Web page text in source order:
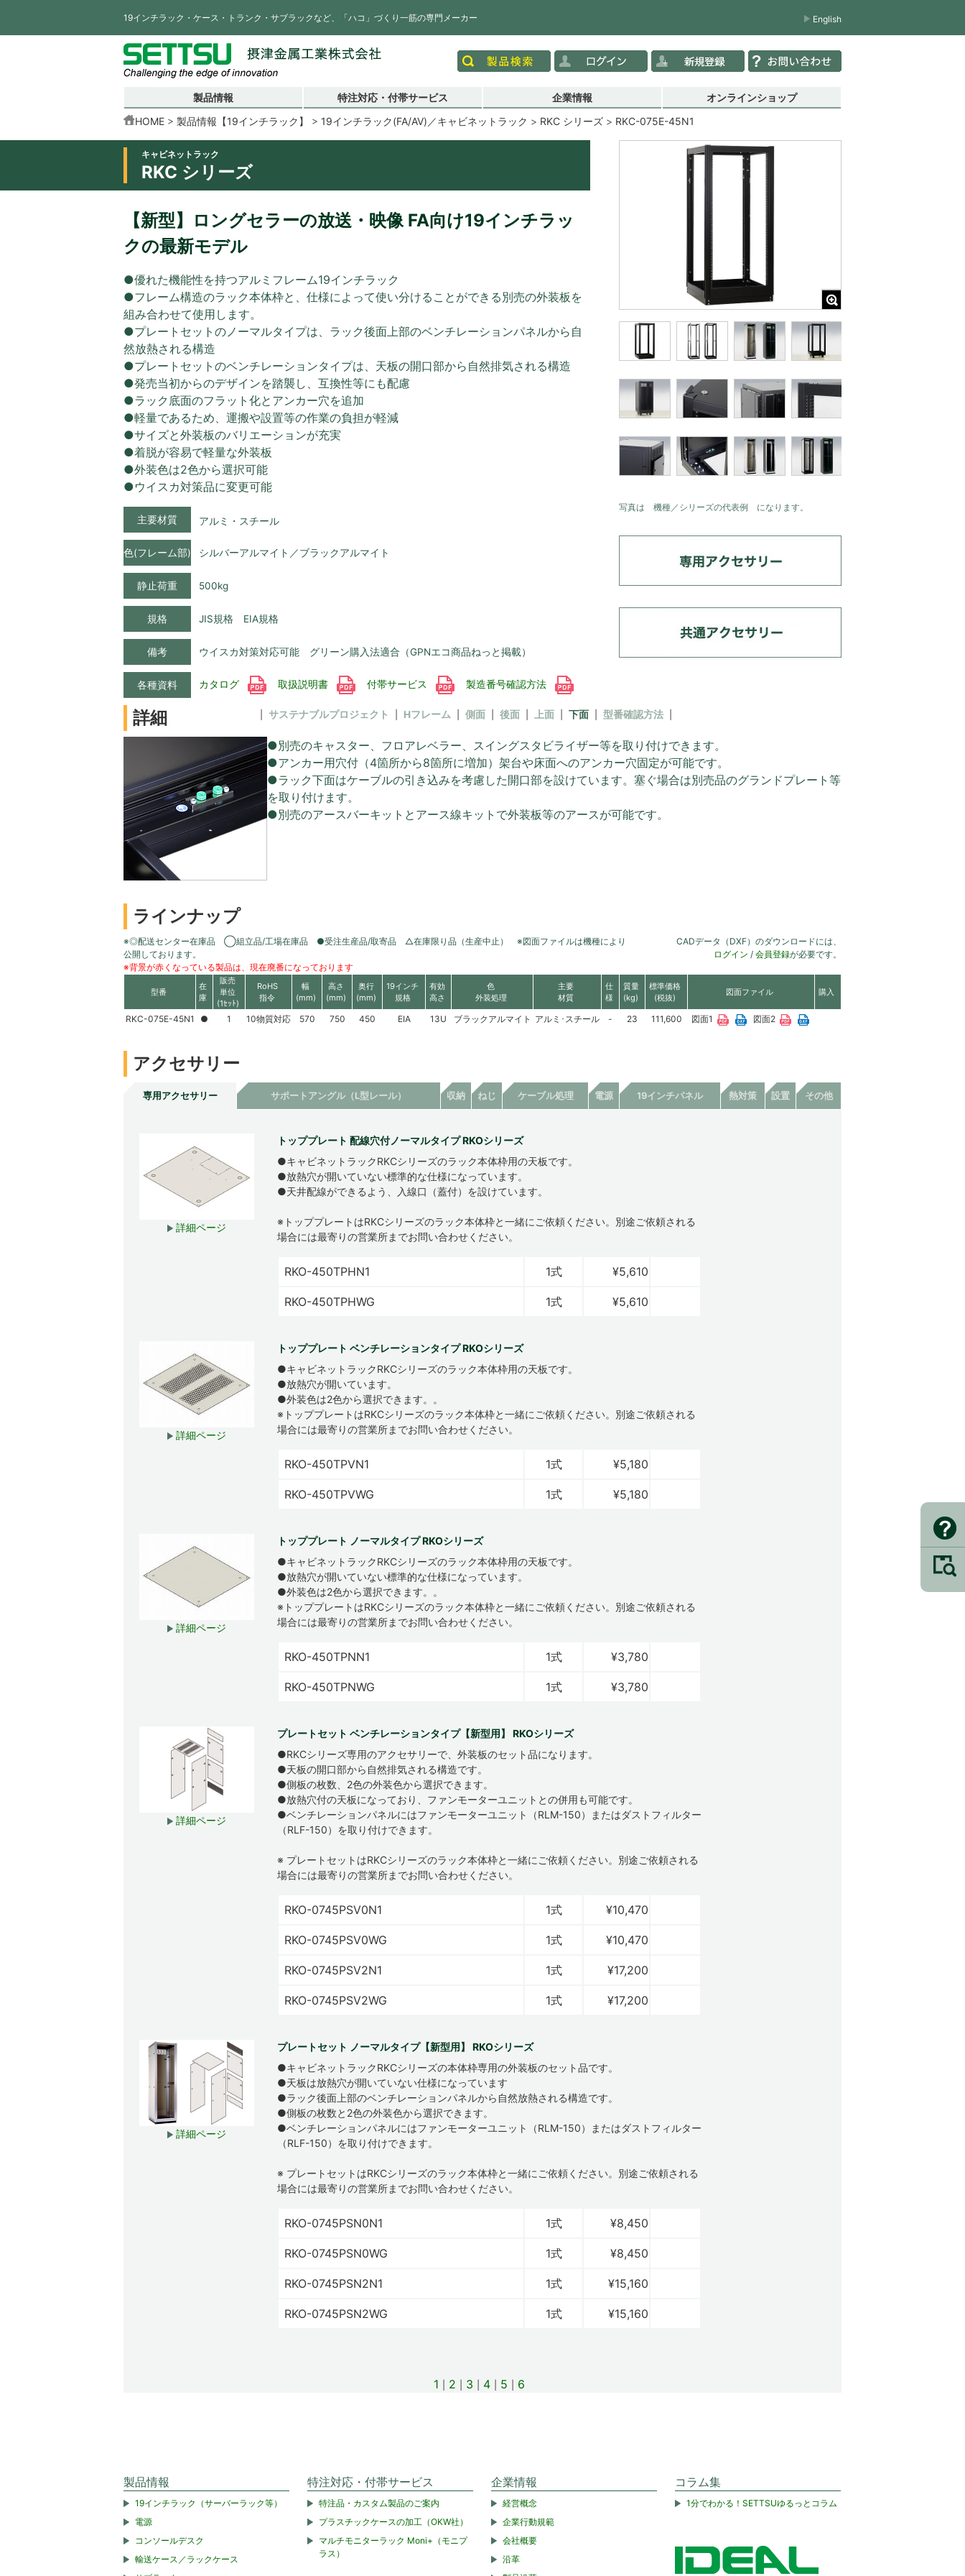
19インチラック・ケース・トランク・サブラックなど、「ハコ」づくり一筋の専門メーカー English
製品情報 特注対応・付帯サービス 企業情報 オンラインショップ
HOME 製品情報【19インチラック】 19インチラック(FA/AV)／キャビネットラック RKC シリーズ RKC-075E-45N1
キャビネットラック
RKC シリーズ
【新型】ロングセラーの放送・映像 FA向け19インチラッ
クの最新モデル
●優れた機能性を持つアルミフレーム19インチラック
●フレーム構造のラック本体枠と、仕様によって使い分けることができる別売の外装板を
組み合わせて使用します。
●プレートセットのノーマルタイプは、ラック後面上部のベンチレーションパネルから自
然放熱される構造
●プレートセットのベンチレーションタイプは、天板の開口部から自然排気される構造
●発売当初からのデザインを踏襲し、互換性等にも配慮
●ラック底面のフラット化とアンカー穴を追加
●軽量であるため、運搬や設置等の作業の負担が軽減
●サイズと外装板のバリエーションが充実
●着脱が容易で軽量な外装板
●外装色は2色から選択可能
●ウイスカ対策品に変更可能
主要材質 アルミ・スチール
色(フレーム部) シルバーアルマイト／ブラックアルマイト
静止荷重 500kg
規格 JIS規格 EIA規格
備考 ウイスカ対策対応可能 グリーン購入法適合（GPNエコ商品ねっと掲載）
各種資料 カタログ 取扱説明書 付帯サービス 製造番号確認方法
写真は 機種／シリーズの代表例 になります。
詳細 サステナブルプロジェクト Hフレーム 側面 後面 上面 下面 型番確認方法
●別売のキャスター、フロアレベラー、スイングスタビライザー等を取り付けできます。
●アンカー用穴付（4箇所から8箇所に増加）架台や床面へのアンカー穴固定が可能です。
●ラック下面はケーブルの引き込みを考慮した開口部を設けています。塞ぐ場合は別売品のグランドプレート等
を取り付けます。
●別売のアースバーキットとアース線キットで外装板等のアースが可能です。
ラインナップ
※◎配送センター在庫品 ◯組立品/工場在庫品 ●受注生産品/取寄品 △在庫限り品（生産中止） ※図面ファイルは機種により
公開しております。
※背景が赤くなっている製品は、現在廃番になっております
CADデータ（DXF）のダウンロードには、
ログイン / 会員登録が必要です。
型番
在
庫
販売
単位
(1ｾｯﾄ)
RoHS
指令
幅
(mm)
高さ
(mm)
奥行
(mm)
19インチ
規格
有効
高さ
色
外装処理
主要
材質
仕
様
質量
(kg)
標準価格
(税抜)
図面ファイル 購入
RKC-075E-45N1 ● 1 10物質対応 570 750 450 EIA 13U ブラックアルマイト アルミ･スチール - 23 111,600 図面1 図面2
アクセサリー
専用アクセサリー サポートアングル（L型レール） 収納 ねじ ケーブル処理 電源 19インチパネル 熱対策 設置 その他
詳細ページ
トッププレート 配線穴付ノーマルタイプ RKOシリーズ
●キャビネットラックRKCシリーズのラック本体枠用の天板です。
●放熱穴が開いていない標準的な仕様になっています。
●天井配線ができるよう、入線口（蓋付）を設けています。
※トッププレートはRKCシリーズのラック本体枠と一緒にご依頼ください。別途ご依頼される
場合には最寄りの営業所までお問い合わせください。
RKO-450TPHN1 1式 ¥5,610
RKO-450TPHWG 1式 ¥5,610
詳細ページ
トッププレート ベンチレーションタイプ RKOシリーズ
●キャビネットラックRKCシリーズのラック本体枠用の天板です。
●放熱穴が開いています。
●外装色は2色から選択できます。。
※トッププレートはRKCシリーズのラック本体枠と一緒にご依頼ください。別途ご依頼される
場合には最寄りの営業所までお問い合わせください。
RKO-450TPVN1 1式 ¥5,180
RKO-450TPVWG 1式 ¥5,180
詳細ページ
トッププレート ノーマルタイプ RKOシリーズ
●キャビネットラックRKCシリーズのラック本体枠用の天板です。
●放熱穴が開いていない標準的な仕様になっています。
●外装色は2色から選択できます。。
※トッププレートはRKCシリーズのラック本体枠と一緒にご依頼ください。別途ご依頼される
場合には最寄りの営業所までお問い合わせください。
RKO-450TPNN1 1式 ¥3,780
RKO-450TPNWG 1式 ¥3,780
詳細ページ
プレートセット ベンチレーションタイプ【新型用】 RKOシリーズ
●RKCシリーズ専用のアクセサリーで、外装板のセット品になります。
●天板の開口部から自然排気される構造です。
●側板の枚数、2色の外装色から選択できます。
●放熱穴付の天板になっており、ファンモーターユニットとの併用も可能です。
●ベンチレーションパネルにはファンモーターユニット（RLM-150）またはダストフィルター
（RLF-150）を取り付けできます。
※ プレートセットはRKCシリーズのラック本体枠と一緒にご依頼ください。別途ご依頼される
場合には最寄りの営業所までお問い合わせください。
RKO-0745PSV0N1 1式 ¥10,470
RKO-0745PSV0WG 1式 ¥10,470
RKO-0745PSV2N1 1式 ¥17,200
RKO-0745PSV2WG 1式 ¥17,200
詳細ページ
プレートセット ノーマルタイプ【新型用】 RKOシリーズ
●キャビネットラックRKCシリーズの本体枠専用の外装板のセット品です。
●天板は放熱穴が開いていない仕様になっています
●ラック後面上部のベンチレーションパネルから自然放熱される構造です。
●側板の枚数と2色の外装色から選択できます。
●ベンチレーションパネルにはファンモーターユニット（RLM-150）またはダストフィルター
（RLF-150）を取り付けできます。
※ プレートセットはRKCシリーズのラック本体枠と一緒にご依頼ください。別途ご依頼される
場合には最寄りの営業所までお問い合わせください。
RKO-0745PSN0N1 1式 ¥8,450
RKO-0745PSN0WG 1式 ¥8,450
RKO-0745PSN2N1 1式 ¥15,160
RKO-0745PSN2WG 1式 ¥15,160
1 2 3 4 5 6
製品情報
19インチラック（サーバーラック等）
電源
コンソールデスク
輸送ケース／ラックケース
特注対応・付帯サービス
特注品・カスタム製品のご案内
プラスチックケースの加工（OKW社）
マルチモニターラック Moni+（モニプ
ラス）
企業情報
経営概念
企業行動規範
会社概要
沿革
コラム集
1分でわかる！SETTSUゆるっとコラム